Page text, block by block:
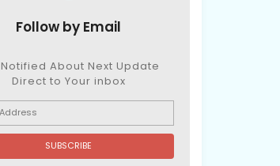
Follow by Email
About Next Update
Direct to Your inbox